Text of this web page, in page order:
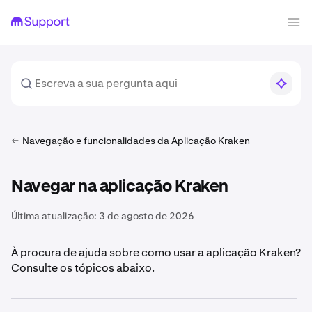
Navegação e funcionalidades da Aplicação Kraken
Navegar na aplicação Kraken
Última atualização: 3 de agosto de 2026
À procura de ajuda sobre como usar a aplicação Kraken?
Consulte os tópicos abaixo.